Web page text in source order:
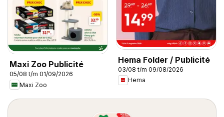
Maxi Zoo Publicité
05/08 t/m 01/09/2026
Maxi Zoo
Hema Folder / Publicité
03/08 t/m 09/08/2026
Hema